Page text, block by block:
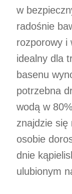
w
radośnie
rozporowy i
idealny dla
basenu
potrzebna
wodą w
znajdzie się
osobie
dnie
ulubionym